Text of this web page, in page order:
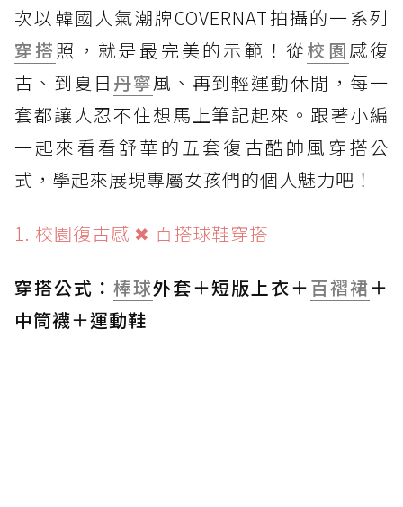
次以韓國人氣潮牌COVERNAT拍攝的一系列
穿搭照，就是最完美的示範！從校園感復
古、到夏日 丹寧風、再到輕運動休閒，每一
套都讓人忍不住想馬上筆記起來。跟著小編
一起來看看舒華的五套復古酷帥風穿搭公
式，學起來展現專屬女孩們的個人魅力吧！
1. 校園復古感 ✖ 百搭球鞋穿搭
穿搭公式： 棒球外套＋短版上衣＋百褶裙＋
中筒襪＋運動鞋